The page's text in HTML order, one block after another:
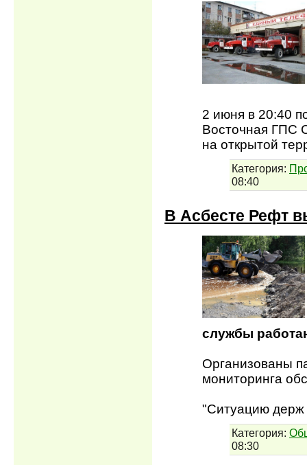
2 июня в 20:40
Восточная ГПС
на открытой
Категория:
08:40
В Асбесте Рефт
службы
Организованы
мониторинга
"Ситуацию держ
Категория:
08:30